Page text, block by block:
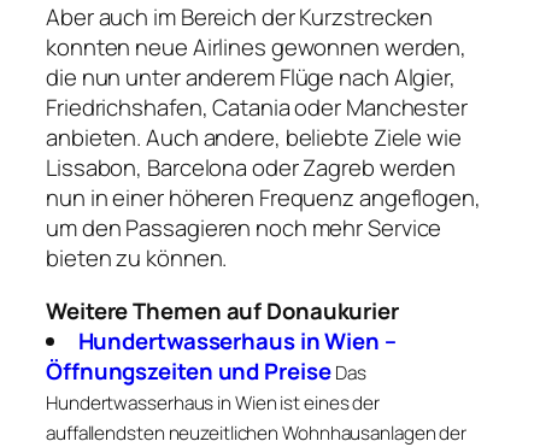
Aber auch im Bereich der Kurzstrecken
konnten neue Airlines gewonnen werden,
die nun unter anderem Flüge nach Algier,
Friedrichshafen, Catania oder Manchester
anbieten. Auch andere, beliebte Ziele wie
Lissabon, Barcelona oder Zagreb werden
nun in einer höheren Frequenz angeflogen,
um den Passagieren noch mehr Service
bieten zu können.
Weitere Themen auf Donaukurier
Hundertwasserhaus in Wien –
Öffnungszeiten und Preise Das
Hundertwasserhaus in Wien ist eines der
auffallendsten neuzeitlichen Wohnhausanlagen der